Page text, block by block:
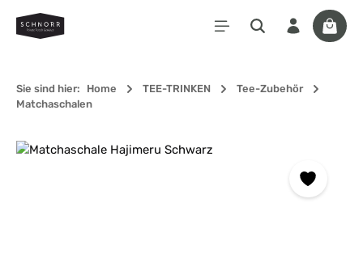
Zum Hauptinhalt springen
Sie sind hier: Home TEE-TRINKEN
Tee-Zubehör
Matchaschalen
Bildergalerie überspringen